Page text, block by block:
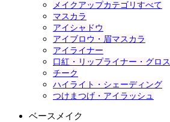
メイクアップカテゴリすべて
マスカラ
アイシャドウ
アイブロウ・眉マスカラ
アイライナー
口紅・リップライナー・グロス
チーク
ハイライト・シェーディング
つけまつげ・アイラッシュ
ベースメイク